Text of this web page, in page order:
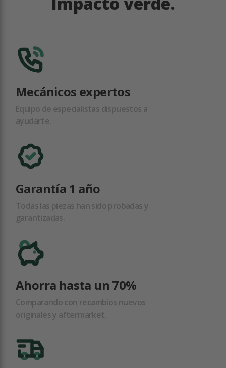
Mecánicos expertos
Equipo de especialistas dispuestos a
ayudarte.
Garantía 1 año
Todas las piezas han sido probadas y
garantizadas.
Ahorra hasta un 70%
Comparando con recambios nuevos
originales y aftermarket.